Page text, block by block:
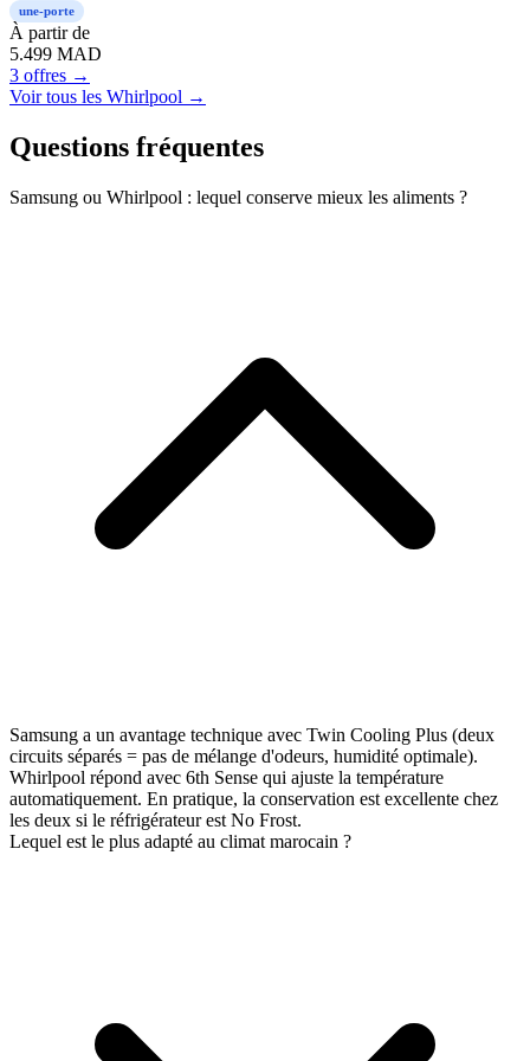
une-porte
À partir de
5.499 MAD
3 offres →
Voir tous les Whirlpool →
Questions fréquentes
Samsung ou Whirlpool : lequel conserve mieux les aliments ?
Samsung a un avantage technique avec Twin Cooling Plus (deux
circuits séparés = pas de mélange d'odeurs, humidité optimale).
Whirlpool répond avec 6th Sense qui ajuste la température
automatiquement. En pratique, la conservation est excellente chez
les deux si le réfrigérateur est No Frost.
Lequel est le plus adapté au climat marocain ?